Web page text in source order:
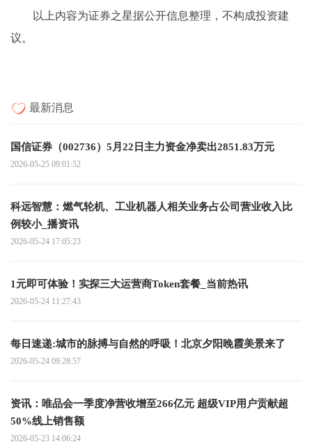
以上内容为证券之星据公开信息整理，不构成投资建
议。
最新消息
国信证券（002736）5月22日主力资金净卖出2851.83万元
2026-05-25 09:01:52
科远智慧：燃气轮机、工业机器人相关业务占公司营业收入比
例较小_播资讯
2026-05-24 17:05:23
1元即可体验！实探三大运营商Token套餐_当前热讯
2026-05-24 11:27:43
每日速递:城市的脉搏与自然的呼吸！北京夕阳晚霞美景来了
2026-05-24 09:28:57
资讯：唯品会一季度净营收增至266亿元 超级VIP用户贡献超
50%线上销售额
2026-05-23 14:06:24